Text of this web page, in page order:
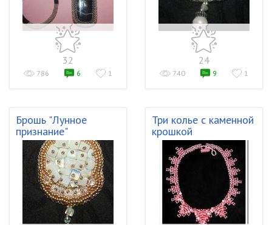
32
786 6 1
24
740 9 1
Брошь "Лунное
признание"
Три колье с каменной
крошкой